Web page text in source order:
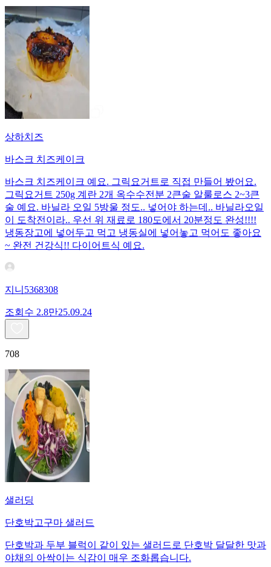
상하치즈
바스크 치즈케이크
바스크 치즈케이크 예요. 그릭요거트로 직접 만들어 봤어요.
그릭요거트 250g 계란 2개 옥수수전분 2큰술 알룰로스 2~3큰
술 예요. 바닐라 오일 5방울 정도.. 넣어야 하는데.. 바닐라오일
이 도착전이라.. 우선 위 재료로 180도에서 20분정도 완성!!!!
냉동장고에 넣어두고 먹고 냉동실에 넣어놓고 먹어도 좋아요
~ 완전 건강식!! 다이어트식 예요.
지니5368308
조회수 2.8만25.09.24
708
샐러딩
단호박고구마 샐러드
단호박과 두부 블럭이 같이 있는 샐러드로 단호박 달달한 맛과
야채의 아싹이는 식감이 매우 조화롭습니다.